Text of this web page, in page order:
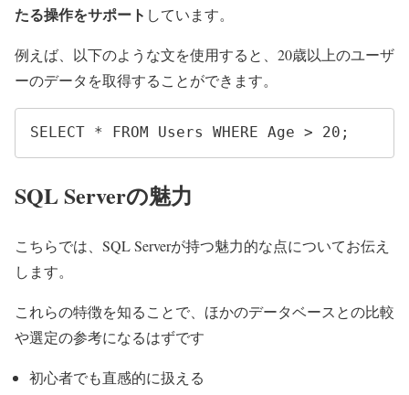
たる操作をサポート しています。
例えば、以下のような文を使用すると、20歳以上のユーザ
ーのデータを取得することができます。
SELECT * FROM Users WHERE Age > 20;
SQL Serverの魅力
こちらでは、SQL Serverが持つ魅力的な点についてお伝え
します。
これらの特徴を知ることで、ほかのデータベースとの比較
や選定の参考になるはずです
初心者でも直感的に扱える